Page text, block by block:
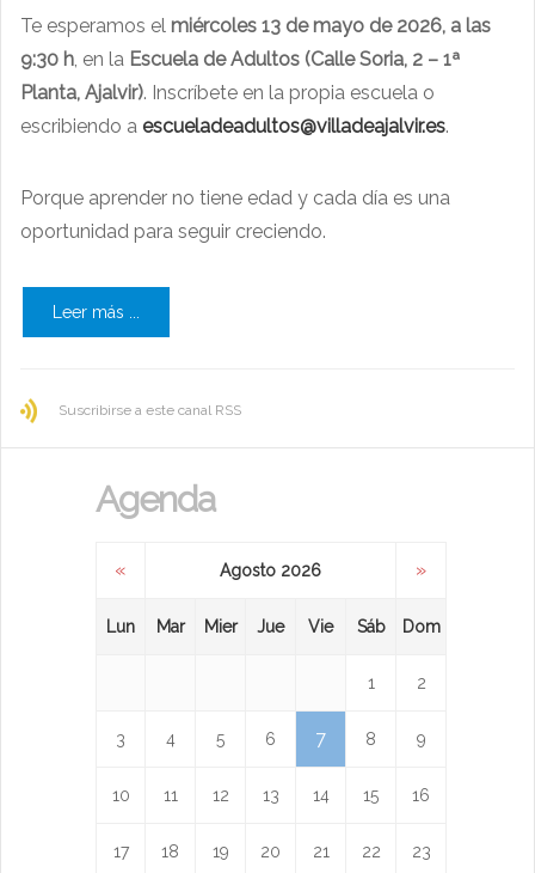
Te esperamos el miércoles 13 de mayo de 2026, a las
9:30 h, en la Escuela de Adultos (Calle Soria, 2 – 1ª
Planta, Ajalvir). Inscríbete en la propia escuela o
escribiendo a escueladeadultos@villadeajalvir.es.
Porque aprender no tiene edad y cada día es una
oportunidad para seguir creciendo.
Leer más ...
Suscribirse a este canal RSS
Agenda
« Agosto 2026 »
Lun Mar Mier Jue Vie Sáb Dom
1 2
3 4 5 6 7 8 9
10 11 12 13 14 15 16
17 18 19 20 21 22 23